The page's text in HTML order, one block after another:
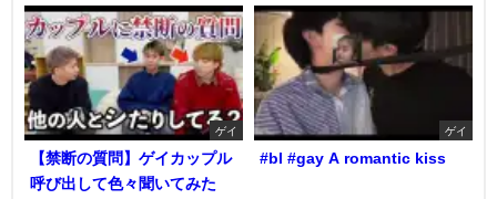
ゲイ
【禁断の質問】ゲイカップル
呼び出して色々聞いてみた
ゲイ
#bl #gay A romantic kiss